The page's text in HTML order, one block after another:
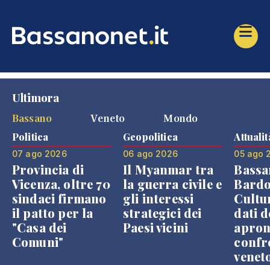
Ultimora
Bassano
Veneto Mondo
Politica
07 ago 2026
Provincia di
Vicenza, oltre 70
sindaci firmano
il patto per la
"Casa dei
Comuni"
Geopolitica
06 ago 2026
Il Myanmar tra
la guerra civile e
gli interessi
strategici dei
Paesi vicini
05 ago
dati